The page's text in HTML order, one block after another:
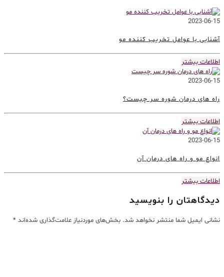
2023-06-15
آشنایی با عوامل تخریب کننده مو
اطلاعات بیشتر
2023-06-15
راه های درمان شوره سر چیست؟
اطلاعات بیشتر
2023-06-15
انواع مو و راه های درمان آن
اطلاعات بیشتر
دیدگاهتان را بنویسید
نشانی ایمیل شما منتشر نخواهد شد. بخش‌های موردنیاز علامت‌گذاری شده‌اند *